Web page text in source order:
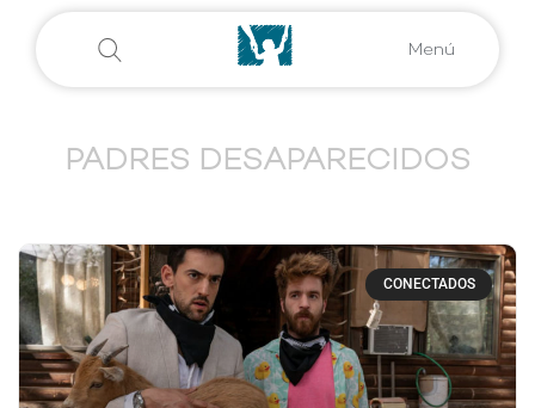
Menú
PADRES DESAPARECIDOS
CONECTADOS